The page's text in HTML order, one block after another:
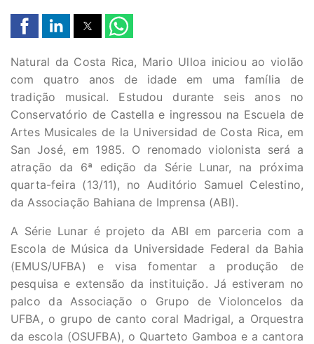
Natural da Costa Rica, Mario Ulloa iniciou ao violão
com quatro anos de idade em uma família de
tradição musical. Estudou durante seis anos no
Conservatório de Castella e ingressou na Escuela de
Artes Musicales de la Universidad de Costa Rica, em
San José, em 1985. O renomado violonista será a
atração da 6ª edição da Série Lunar, na próxima
quarta-feira (13/11), no Auditório Samuel Celestino,
da Associação Bahiana de Imprensa (ABI).
A Série Lunar é projeto da ABI em parceria com a
Escola de Música da Universidade Federal da Bahia
(EMUS/UFBA) e visa fomentar a produção de
pesquisa e extensão da instituição. Já estiveram no
palco da Associação o Grupo de Violoncelos da
UFBA, o grupo de canto coral Madrigal, a Orquestra
da escola (OSUFBA), o Quarteto Gamboa e a cantora